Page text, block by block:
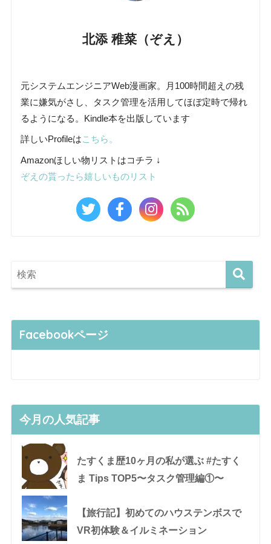
北添 稚菜（ぞえ）
元システムエンジニアWeb漫画家。月100時間超えの残
業に嫌気がさし、タスク管理を活用してほぼ定時で帰れ
るようになる。Kindle本を出版しています
詳しいProfileはこちら。
Amazonほしい物リストはコチラ ↓
ぞえの貰ったら嬉しいものリスト
Facebookページ
今月の人気記事
たすくま歴10ヶ月の私が選ぶ #たすく
ま Tips TOP5〜タスク管理編①〜
【旅行記】初めてのハウステンボスで
VR初体験＆イルミネーション